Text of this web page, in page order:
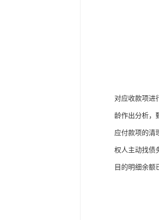
对应收款项进
龄作出分析，
应付款项的清
权人主动找债
目的明细余额